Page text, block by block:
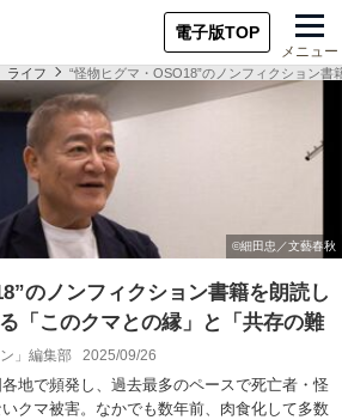
電子版TOP
メニュー
ライフ “怪物ヒグマ・OSO18”のノンフィクション
のノンフィクション書籍を朗読し
「このクマとの縁」と「共存の難
」編集部 2025/09/26
地で頻発し、過去最多のペースで死亡者・怪
クマ被害。なかでも数年前、肉食化して多数